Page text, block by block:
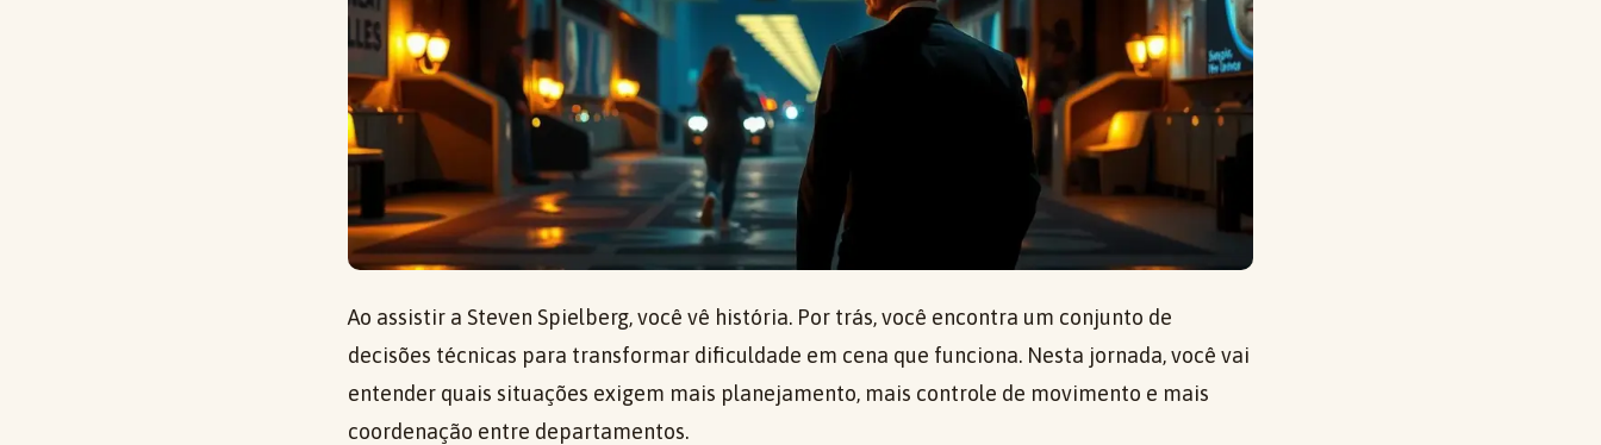
Ao assistir a Steven Spielberg, você vê história. Por trás, você encontra um conjunto de
decisões técnicas para transformar dificuldade em cena que funciona. Nesta jornada, você vai
entender quais situações exigem mais planejamento, mais controle de movimento e mais
coordenação entre departamentos.